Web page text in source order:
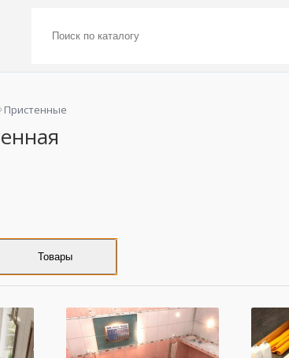
Пристенные
Товары